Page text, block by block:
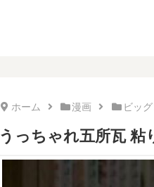
ホーム 漫画 ビッ
うっちゃれ五所瓦 粘